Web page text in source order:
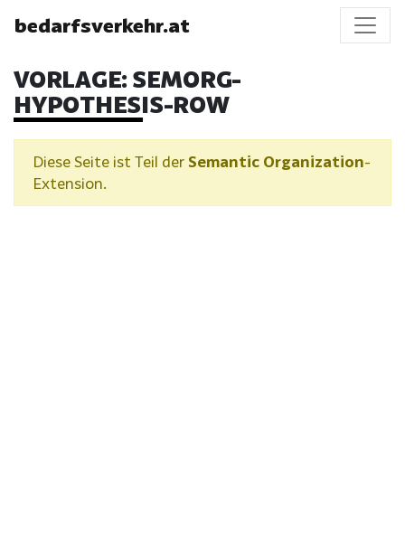
bedarfsverkehr.at
VORLAGE: SEMORG-
HYPOTHESIS-ROW
Diese Seite ist Teil der Semantic Organization-
Extension.